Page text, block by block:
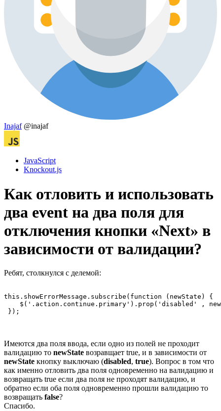
Inajaf @inajaf
JavaScript
Knockout.js
Как отловить и использовать
два event на два поля для
отключения кнопки «Next» в
зависимости от валидации?
Ребят, столкнулся с делемой:
this.showErrorMessage.subscribe(function (newState) {
$('.action.continue.primary').prop('disabled' ,
});
Имеются два поля ввода, если одно из полей не проходит
валидацию то newState возравщает true, и в зависимости от
newState кнопку выключаю (disabled, true). Вопрос в том что
как именно отловить два поля одновременно на валидацию и
возвращать true если два поля не проходят валидацию, и
обратно если оба поля одновременно прошли валидацию то
возвращать false?
Спасибо.